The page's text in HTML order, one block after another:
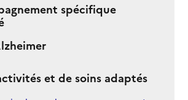
spécifique
et de soins adaptés